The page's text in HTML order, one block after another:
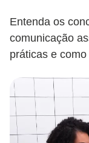
Entenda os
comunicação
práticas e